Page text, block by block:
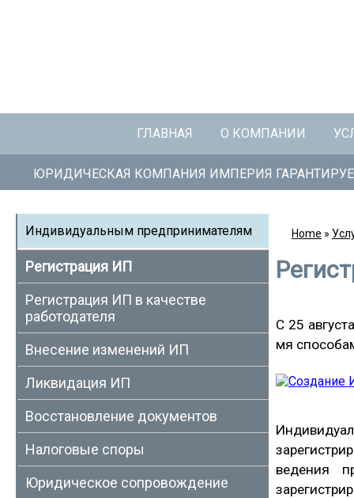
ГЛАВНАЯ О КОМПАНИИ
ЮРИДИЧЕСКАЯ КОМПАНИЯ ИМПЕРИЯ
Home »
С 25
мя
ведения
Индивидуальным предпринимателям
Регистрация ИП
Регистрация ИП в качестве
работодателя
Внесение изменений ИП
Ликвидация ИП
Восстановление документов
Налоговые споры
Юридическое сопровождение